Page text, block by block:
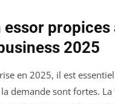
propices
2025
en 2025, il est
demande sont fortes.